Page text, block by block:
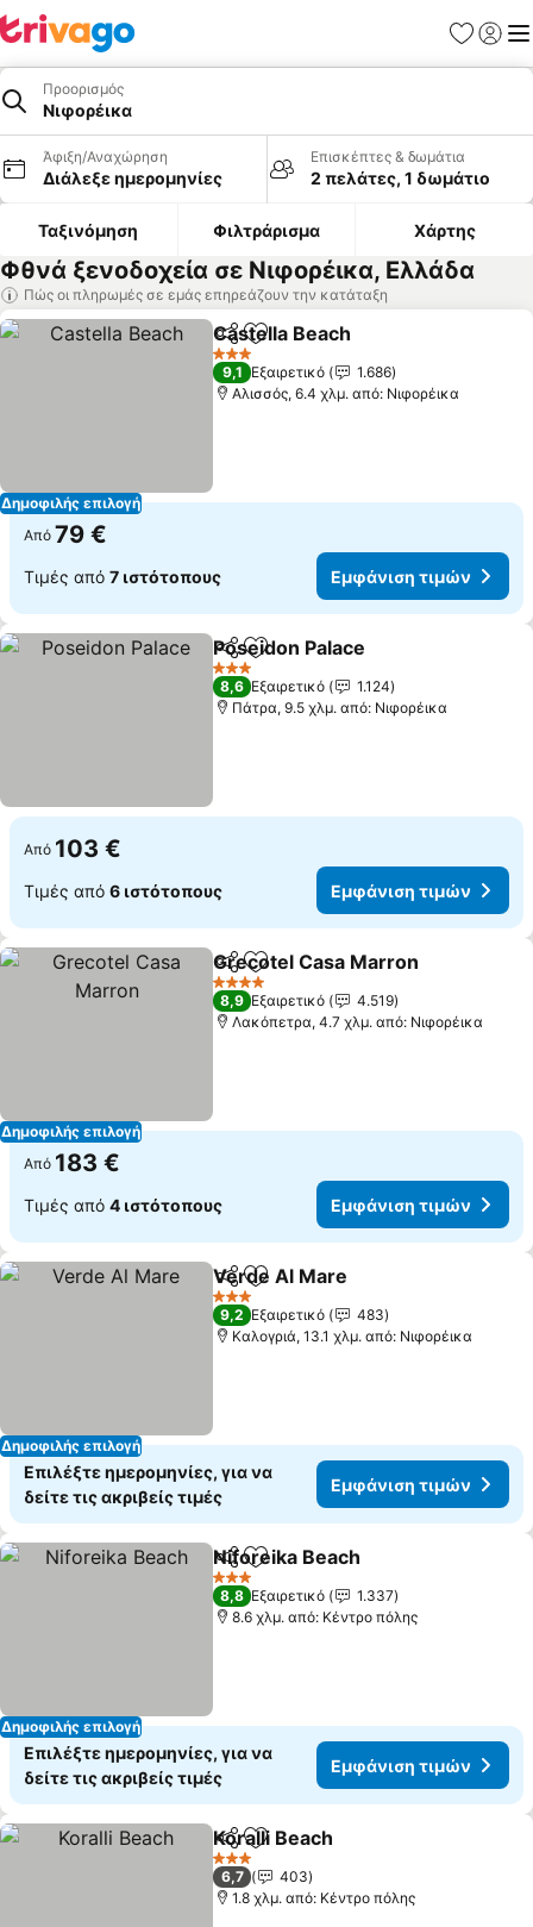
Προορισμός
Νιφορέικα
Άφιξη/Αναχώρηση
Διάλεξε ημερομηνίες
Επισκέπτες & δωμάτια
2 πελάτες, 1 δωμάτιο
Ταξινόμηση Φιλτράρισμα Χάρτης
Φθνά ξενοδοχεία σε Νιφορέικα, Ελλάδα
Πώς οι πληρωμές σε εμάς επηρεάζουν την κατάταξη
Δημοφιλής επιλογή
Κοινοποίηση
Προσθήκη στα αγαπημένα
Castella Beach
3 Αστέρια
9,1 Εξαιρετικό
1.686
Αλισσός, 6.4 χλμ. από: Νιφορέικα
Από 79 €
Τιμές από 7 ιστότοπους Εμφάνιση τιμών
Κοινοποίηση
Προσθήκη στα αγαπημένα
Poseidon Palace
3 Αστέρια
8,6 Εξαιρετικό
1.124
Πάτρα, 9.5 χλμ. από: Νιφορέικα
Από 103 €
Τιμές από 6 ιστότοπους Εμφάνιση τιμών
Δημοφιλής επιλογή
Κοινοποίηση
Προσθήκη στα αγαπημένα
Grecotel Casa Marron
4 Αστέρια
8,9 Εξαιρετικό
4.519
Λακόπετρα, 4.7 χλμ. από: Νιφορέικα
Από 183 €
Τιμές από 4 ιστότοπους Εμφάνιση τιμών
Δημοφιλής επιλογή
Κοινοποίηση
Προσθήκη στα αγαπημένα
Verde Al Mare
3 Αστέρια
9,2 Εξαιρετικό
483
Καλογριά, 13.1 χλμ. από: Νιφορέικα
Επιλέξτε ημερομηνίες, για να
δείτε τις ακριβείς τιμές
Εμφάνιση τιμών
Δημοφιλής επιλογή
Κοινοποίηση
Προσθήκη στα αγαπημένα
Niforeika Beach
3 Αστέρια
8,8 Εξαιρετικό
1.337
8.6 χλμ. από: Κέντρο πόλης
Επιλέξτε ημερομηνίες, για να
δείτε τις ακριβείς τιμές
Εμφάνιση τιμών
Κοινοποίηση
Προσθήκη στα αγαπημένα
Koralli Beach
3 Αστέρια
6,7
403
1.8 χλμ. από: Κέντρο πόλης